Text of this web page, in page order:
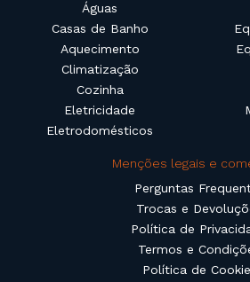
Águas
Casas de Banho
Aquecimento
Climatização
Cozinha
Eletricidade
Eletrodomésticos
Menções legais e
Perguntas
Trocas e
Política de
Termos e
Política de